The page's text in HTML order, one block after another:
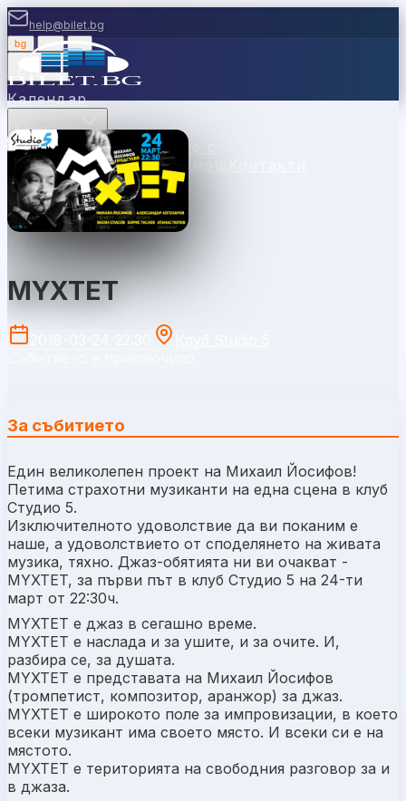
help@bilet.bg
bg |
Вход
Календар
Категории
Места КасиПродавайте с
насВаучери НовиниПомощ
София
MYXTET
За събитието
Един великолепен проект на Михаил Йосифов!
Петима страхотни музиканти на една сцена в клуб
Студио 5.
Изключителното удоволствие да ви поканим е
наше, а удоволствието от споделянето на живата
музика, тяхно. Джаз-обятията ни ви очакват -
MYXTET, за първи път в клуб Студио 5 на 24-ти
март от 22:30ч.
MYXTET е джаз в сегашно време.
MYXTET е наслада и за ушите, и за очите. И,
разбира се, за душата.
MYXTET е представата на Михаил Йосифов
(тромпетист, композитор, аранжор) за джаз.
MYXTET e широкото поле за импровизации, в което
всеки музикант има своето място. И всеки си е на
мястото.
MYXTET е територията на свободния разговор за и
в джаза.